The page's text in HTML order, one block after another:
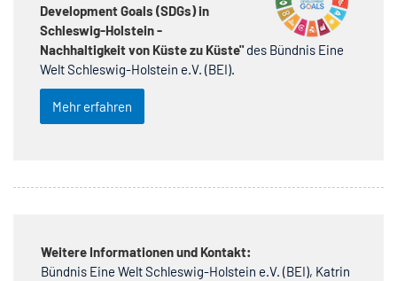
Development Goals (SDGs) in
Schleswig-Holstein -
Nachhaltigkeit von Küste zu Küste"des Bündnis Eine
Welt Schleswig-Holstein e.V. (BEI).
Mehr erfahren
Weitere Informationen und Kontakt:
Bündnis Eine Welt Schleswig-Holstein e.V. (BEI), Katrin